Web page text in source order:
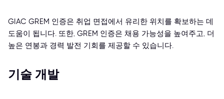
GIAC GREM 인증은 취업 면접에서 유리한 위치를 확보하는 데
도움이 됩니다. 또한, GREM 인증은 채용 가능성을 높여주고, 더
높은 연봉과 경력 발전 기회를 제공할 수 있습니다.
기술 개발